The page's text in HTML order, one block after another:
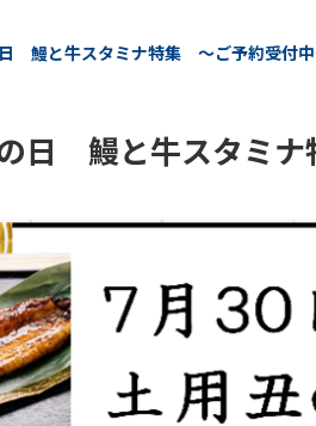
鰻と牛スタミナ特集 ～ご予約受付
日 鰻と牛スタミ